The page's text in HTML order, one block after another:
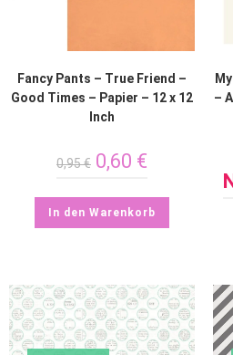
Fancy Pants – True Friend –
Good Times – Papier – 12 x 12
Inch
0,95€ 0,60 €
In den Warenkorb
–